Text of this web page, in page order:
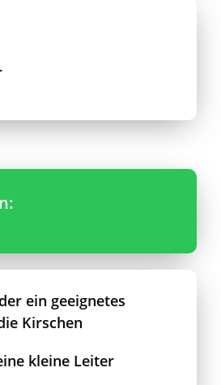
ein geeignetes
Kirschen
kleine Leiter